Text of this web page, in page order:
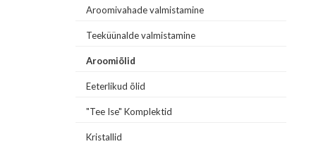
Aroomivahade valmistamine
Teeküünalde valmistamine
Aroomiõlid
Eeterlikud õlid
"Tee Ise" Komplektid
Kristallid